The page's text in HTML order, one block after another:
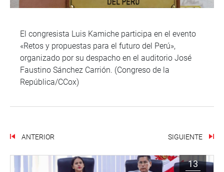
El congresista Luis Kamiche participa en el evento
«Retos y propuestas para el futuro del Perú»,
organizado por su despacho en el auditorio José
Faustino Sánchez Carrión. (Congreso de la
República/CCox)
ANTERIOR SIGUIENTE
13